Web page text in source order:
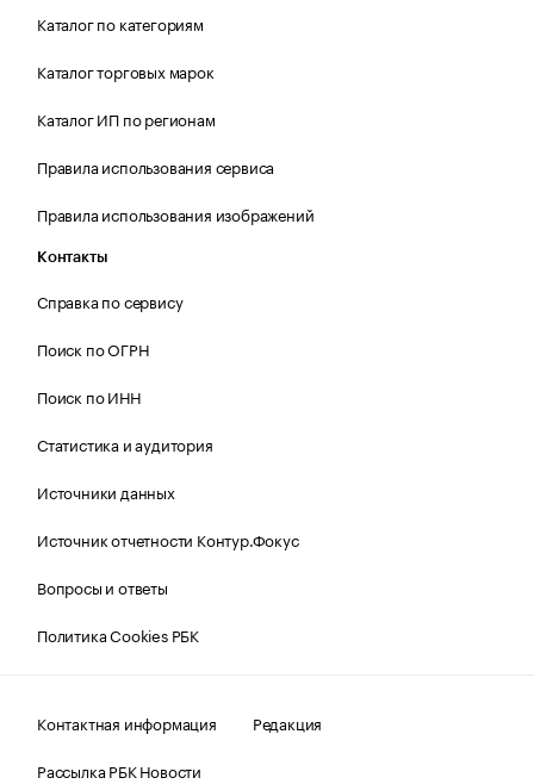
Каталог по категориям
Каталог торговых марок
Каталог ИП по регионам
Правила использования сервиса
Правила использования изображений
Контакты
Справка по сервису
Поиск по ОГРН
Поиск по ИНН
Статистика и аудитория
Источники данных
Источник отчетности Контур.Фокус
Вопросы и ответы
Политика Cookies РБК
Контактная информация
Редакция
Рассылка РБК Новости